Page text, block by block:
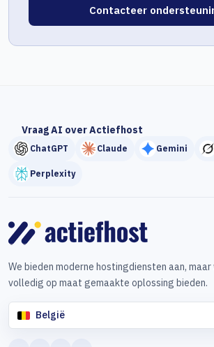
Contacteer
Vraag AI over Actiefhost
ChatGPT Claude Gemini
Perplexity
We bieden moderne hostingdiensten aan, maar
volledig op maat gemaakte oplossing bieden.
België